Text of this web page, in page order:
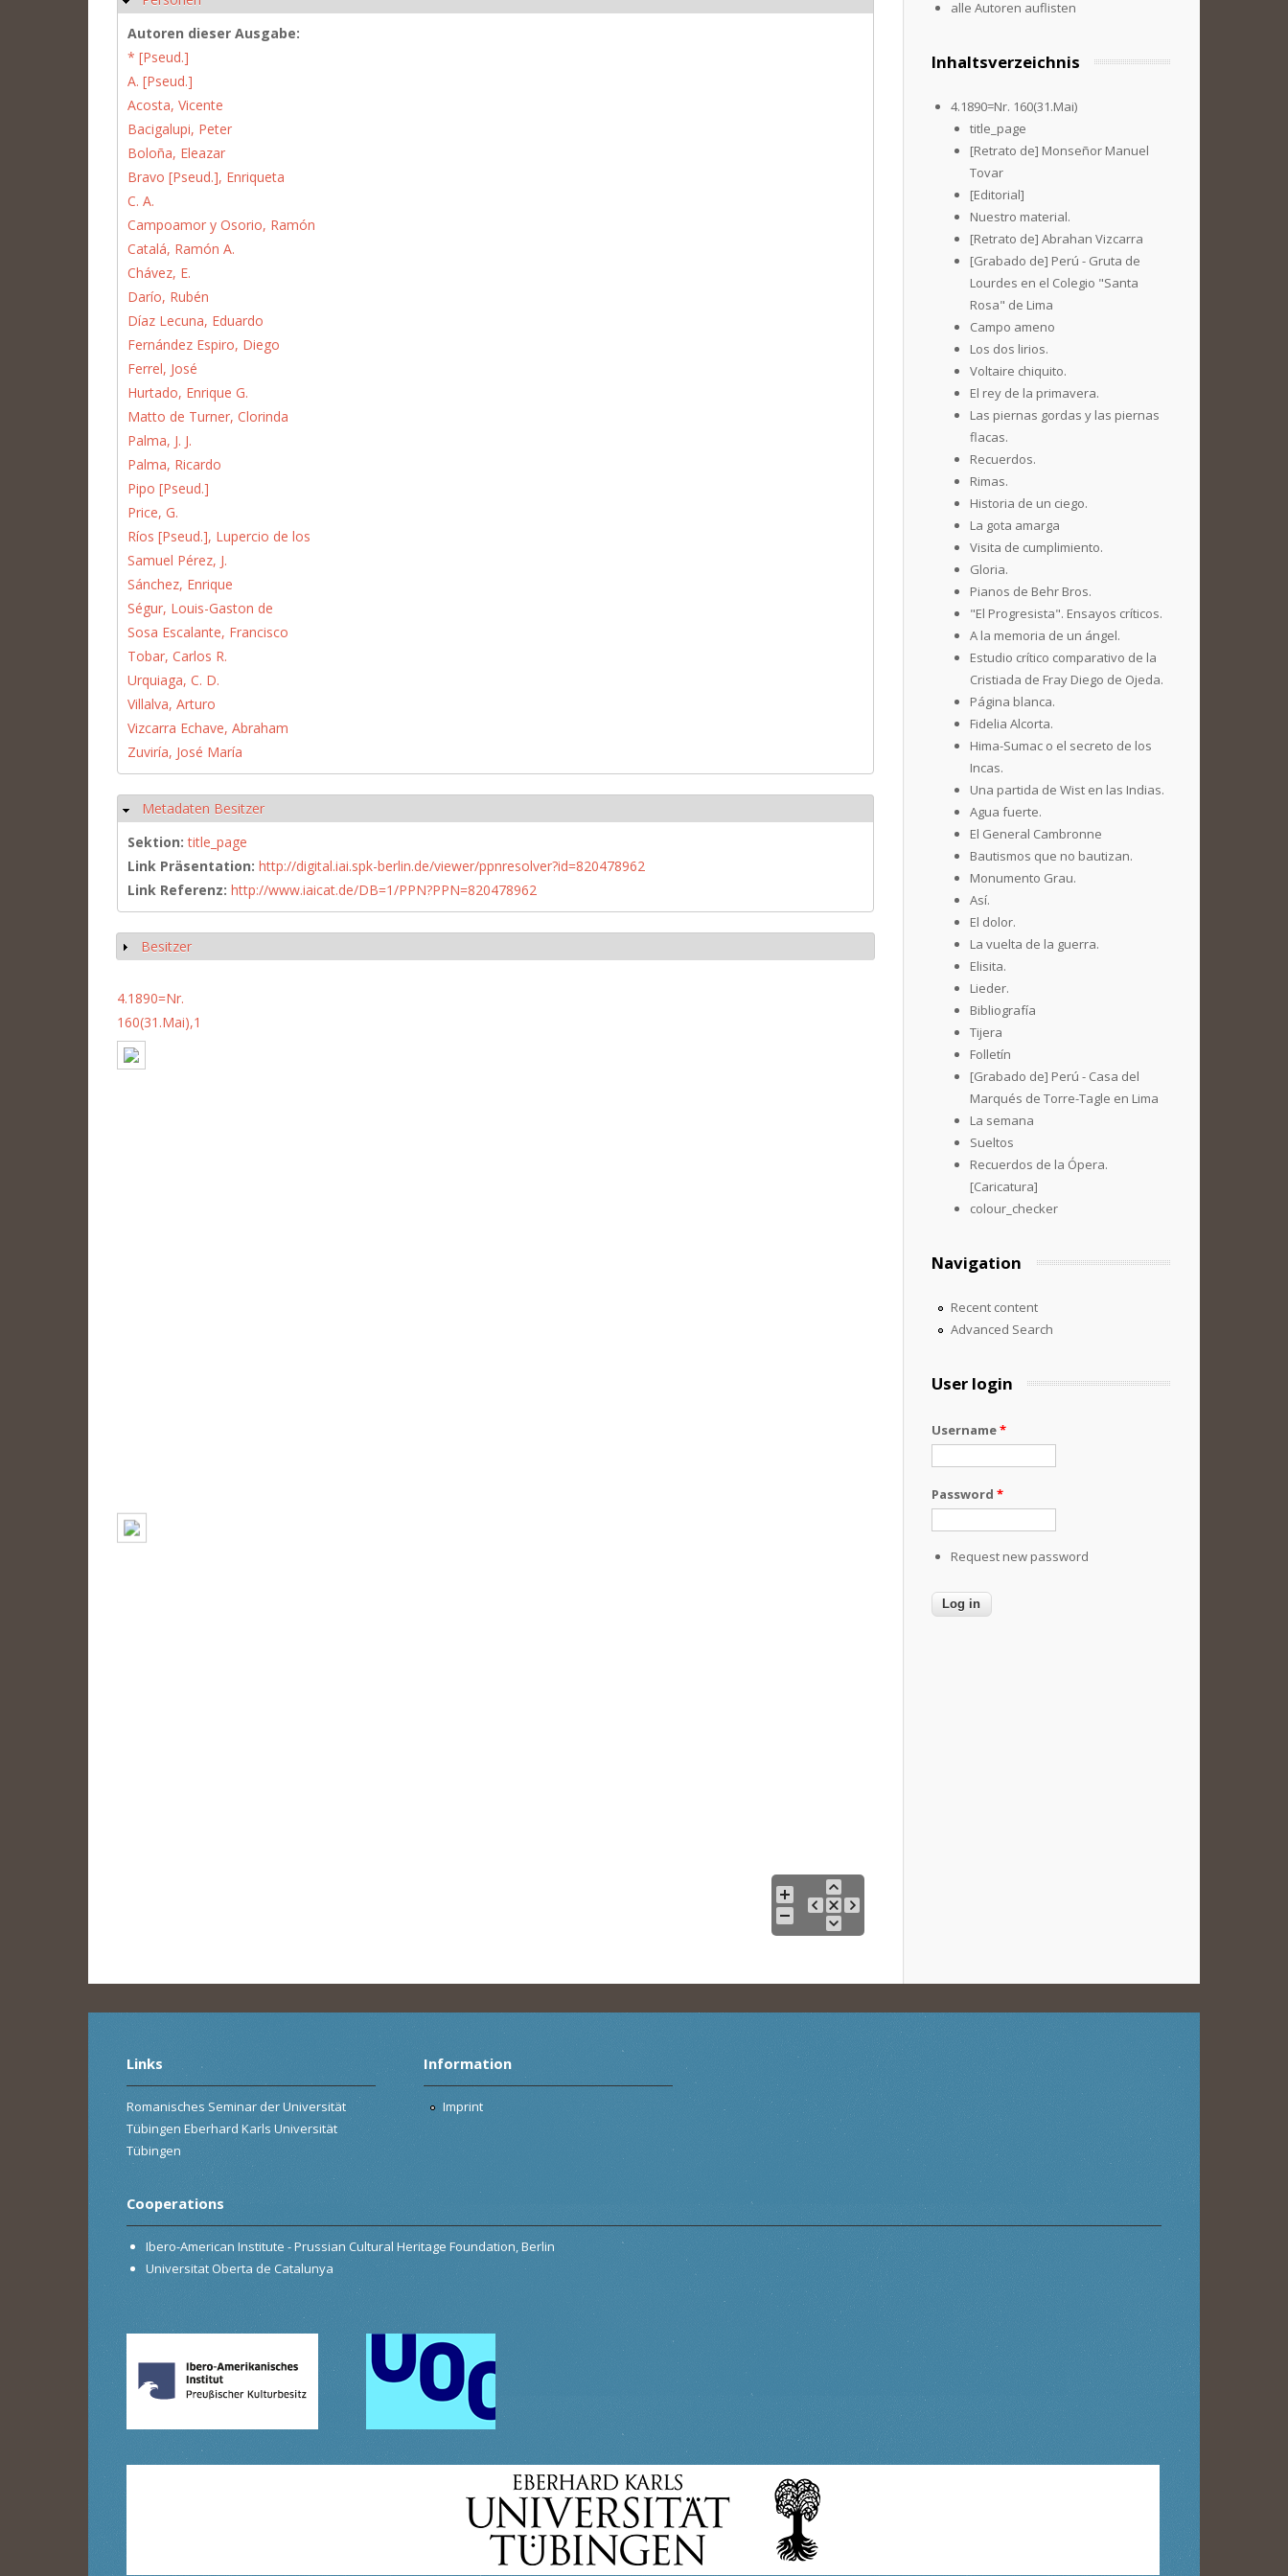
Autoren dieser Ausgabe:
* [Pseud.]
A. [Pseud.]
Acosta, Vicente
Bacigalupi, Peter
Boloña, Eleazar
Bravo [Pseud.], Enriqueta
C. A.
Campoamor y Osorio, Ramón
Catalá, Ramón A.
Chávez, E.
Darío, Rubén
Díaz Lecuna, Eduardo
Fernández Espiro, Diego
Ferrel, José
Hurtado, Enrique G.
Matto de Turner, Clorinda
Palma, J. J.
Palma, Ricardo
Pipo [Pseud.]
Price, G.
Ríos [Pseud.], Lupercio de los
Samuel Pérez, J.
Sánchez, Enrique
Ségur, Louis-Gaston de
Sosa Escalante, Francisco
Tobar, Carlos R.
Urquiaga, C. D.
Villalva, Arturo
Vizcarra Echave, Abraham
Zuviría, José María
Hide
Metadaten Besitzer
Sektion:title_page
Link Präsentation: http://digital.iai.spk-berlin.de/viewer/ppnresolver?id=820478962
Link Referenz: http://www.iaicat.de/DB=1/PPN?PPN=820478962
Show
Besitzer
4.1890=Nr.
160(31.Mai),1
alle Autoren auflisten
Inhaltsverzeichnis
4.1890=Nr. 160(31.Mai)
title_page
[Retrato de] Monseñor Manuel
Tovar
[Editorial]
Nuestro material.
[Retrato de] Abrahan Vizcarra
[Grabado de] Perú - Gruta de
Lourdes en el Colegio "Santa
Rosa" de Lima
Campo ameno
Los dos lirios.
Voltaire chiquito.
El rey de la primavera.
Las piernas gordas y las piernas
flacas.
Recuerdos.
Rimas.
Historia de un ciego.
La gota amarga
Visita de cumplimiento.
Gloria.
Pianos de Behr Bros.
"El Progresista". Ensayos críticos.
A la memoria de un ángel.
Estudio crítico comparativo de la
Cristiada de Fray Diego de Ojeda.
Página blanca.
Fidelia Alcorta.
Hima-Sumac o el secreto de los
Incas.
Una partida de Wist en las Indias.
Agua fuerte.
El General Cambronne
Bautismos que no bautizan.
Monumento Grau.
Así.
El dolor.
La vuelta de la guerra.
Elisita.
Lieder.
Bibliografía
Tijera
Folletín
[Grabado de] Perú - Casa del
Marqués de Torre-Tagle en Lima
La semana
Sueltos
Recuerdos de la Ópera.
[Caricatura]
colour_checker
Navigation
Recent content
Advanced Search
User login
Username*
Password *
Request new password
Links
Romanisches Seminar der Universität
Tübingen Eberhard Karls Universität
Tübingen
Information
Imprint
Cooperations
Ibero-American Institute - Prussian Cultural Heritage Foundation, Berlin
Universitat Oberta de Catalunya